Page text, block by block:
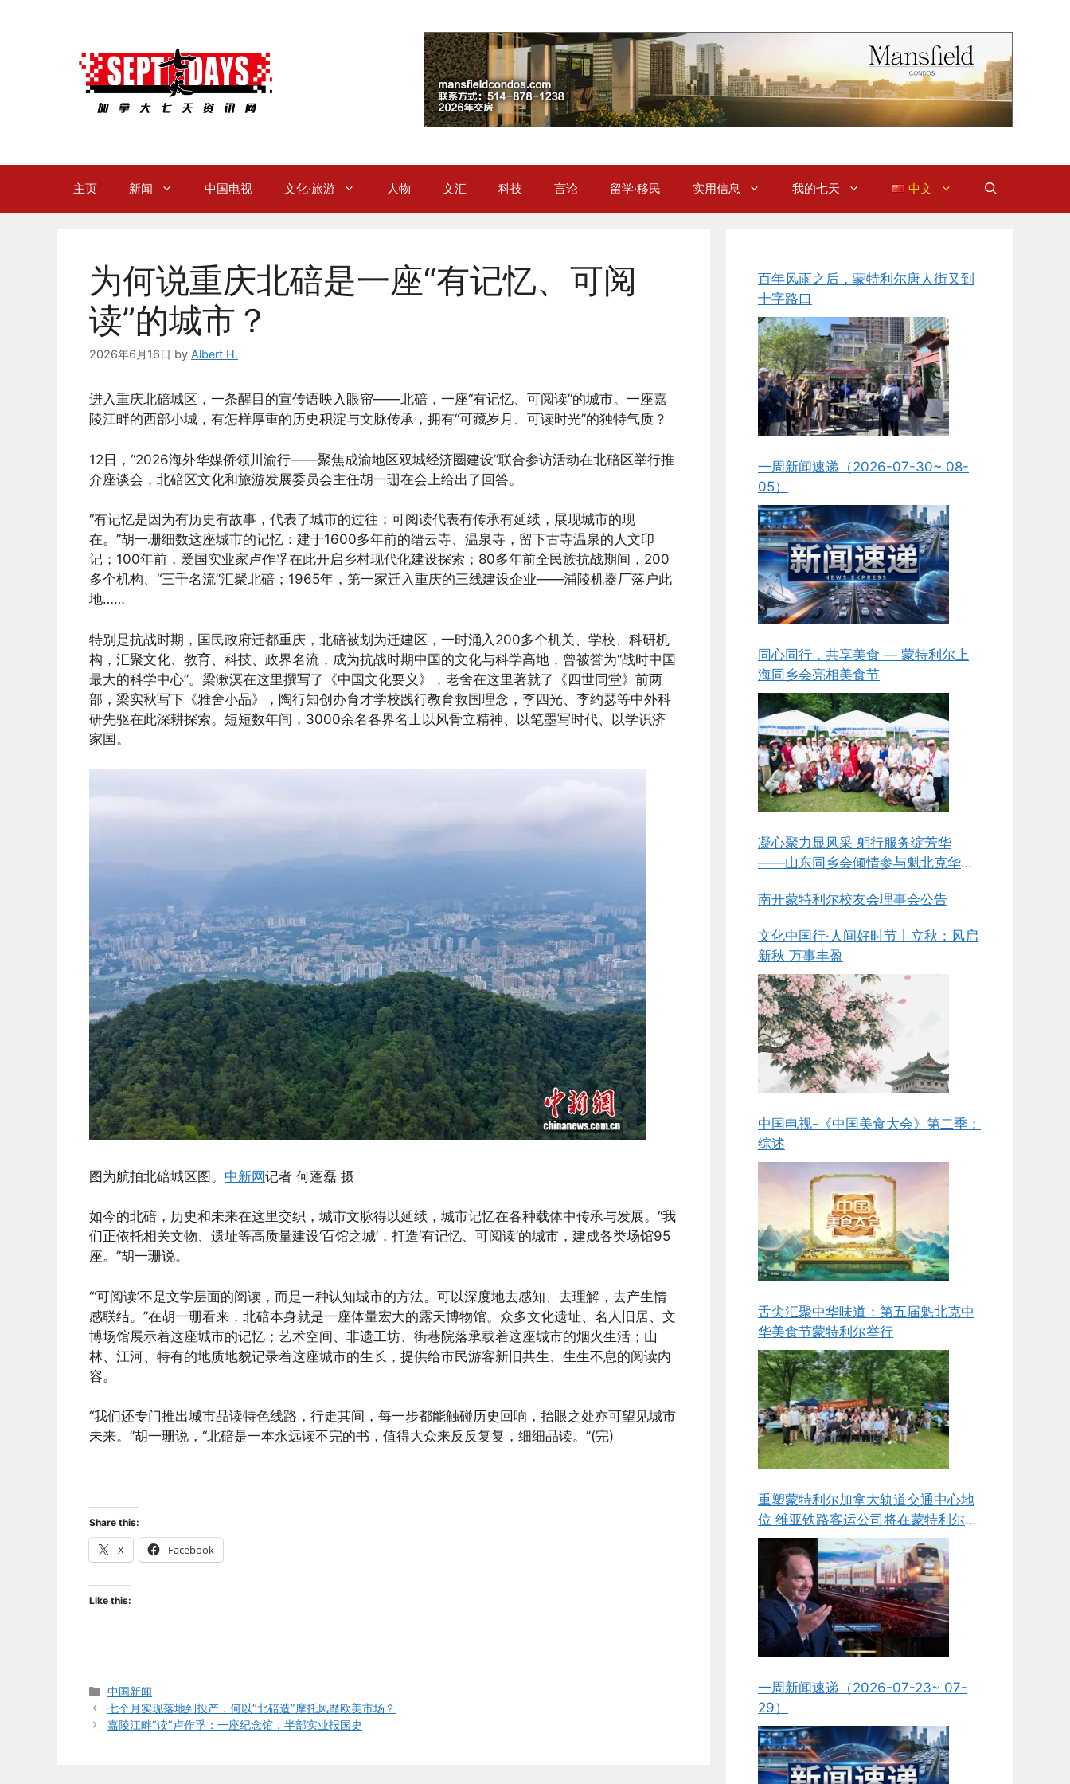
主页 新闻 中国电视 文化·旅游 人物 文汇 科技 言论 留学·移民 实用信息 我的七天 中文
为何说重庆北碚是一座“有记忆、可阅
读”的城市？
2026年6月16日 by Albert H.
进入重庆北碚城区，一条醒目的宣传语映入眼帘——北碚，一座“有记忆、可阅读”的城市。一座嘉
陵江畔的西部小城，有怎样厚重的历史积淀与文脉传承，拥有“可藏岁月、可读时光”的独特气质？
12日，“2026海外华媒侨领川渝行——聚焦成渝地区双城经济圈建设”联合参访活动在北碚区举行推
介座谈会，北碚区文化和旅游发展委员会主任胡一珊在会上给出了回答。
“有记忆是因为有历史有故事，代表了城市的过往；可阅读代表有传承有延续，展现城市的现
在。”胡一珊细数这座城市的记忆：建于1600多年前的缙云寺、温泉寺，留下古寺温泉的人文印
记；100年前，爱国实业家卢作孚在此开启乡村现代化建设探索；80多年前全民族抗战期间，200
多个机构、“三千名流”汇聚北碚；1965年，第一家迁入重庆的三线建设企业——浦陵机器厂落户此
地……
特别是抗战时期，国民政府迁都重庆，北碚被划为迁建区，一时涌入200多个机关、学校、科研机
构，汇聚文化、教育、科技、政界名流，成为抗战时期中国的文化与科学高地，曾被誉为“战时中国
最大的科学中心”。梁漱溟在这里撰写了《中国文化要义》，老舍在这里著就了《四世同堂》前两
部，梁实秋写下《雅舍小品》，陶行知创办育才学校践行教育救国理念，李四光、李约瑟等中外科
研先驱在此深耕探索。短短数年间，3000余名各界名士以风骨立精神、以笔墨写时代、以学识济
家国。
图为航拍北碚城区图。 中新网记者 何蓬磊 摄
如今的北碚，历史和未来在这里交织，城市文脉得以延续，城市记忆在各种载体中传承与发展。“我
们正依托相关文物、遗址等高质量建设‘百馆之城’，打造‘有记忆、可阅读’的城市，建成各类场馆95
座。”胡一珊说。
“‘可阅读’不是文学层面的阅读，而是一种认知城市的方法。可以深度地去感知、去理解，去产生情
感联结。”在胡一珊看来，北碚本身就是一座体量宏大的露天博物馆。众多文化遗址、名人旧居、文
博场馆展示着这座城市的记忆；艺术空间、非遗工坊、街巷院落承载着这座城市的烟火生活；山
林、江河、特有的地质地貌记录着这座城市的生长，提供给市民游客新旧共生、生生不息的阅读内
容。
“我们还专门推出城市品读特色线路，行走其间，每一步都能触碰历史回响，抬眼之处亦可望见城市
未来。”胡一珊说，“北碚是一本永远读不完的书，值得大众来反反复复，细细品读。”(完)
Share this:
X Facebook
Like this:
Categories
中国新闻
七个月实现落地到投产，何以“北碚造”摩托风靡欧美市场？
嘉陵江畔“读”卢作孚：一座纪念馆，半部实业报国史
百年风雨之后，蒙特利尔唐人街又到
十字路口
一周新闻速递（2026-07-30~ 08-
05）
同心同行，共享美食 — 蒙特利尔上
海同乡会亮相美食节
凝心聚力显风采 躬行服务绽芳华
——山东同乡会倾情参与魁北克华人
南开蒙特利尔校友会理事会公告
文化中国行·人间好时节丨立秋：风启
新秋 万事丰盈
中国电视-《中国美食大会》第二季：
综述
舌尖汇聚中华味道：第五届魁北克中
华美食节蒙特利尔举行
重塑蒙特利尔加拿大轨道交通中心地
位 维亚铁路客运公司将在蒙特利尔新
建组装与维护工厂
一周新闻速递（2026-07-23~ 07-
29）